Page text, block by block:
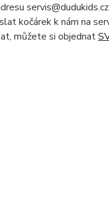
kočárek k nám na
můžete si objednat